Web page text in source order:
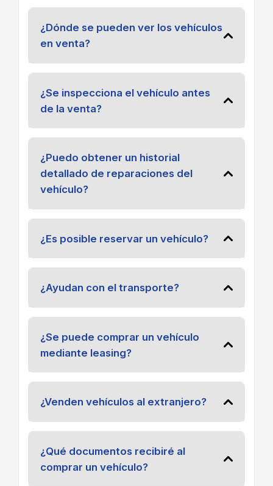
¿Dónde se pueden ver los vehículos
en venta?
¿Se inspecciona el vehículo antes
de la venta?
¿Puedo obtener un historial
detallado de reparaciones del
vehículo?
¿Es posible reservar un vehículo?
¿Ayudan con el transporte?
¿Se puede comprar un vehículo
mediante leasing?
¿Venden vehículos al extranjero?
¿Qué documentos recibiré al
comprar un vehículo?